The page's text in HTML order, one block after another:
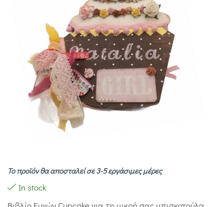
Το προϊόν θα αποσταλεί σε 3-5 εργάσιμες μέρες
In stock